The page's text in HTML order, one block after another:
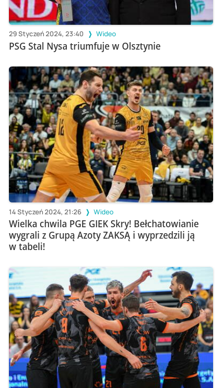
29 Styczeń 2024, 23:40 Wideo
PSG Stal Nysa triumfuje w Olsztynie
14 Styczeń 2024, 21:26 Wideo
Wielka chwila PGE GIEK Skry! Bełchatowianie
wygrali z Grupą Azoty ZAKSĄ i wyprzedzili ją
w tabeli!